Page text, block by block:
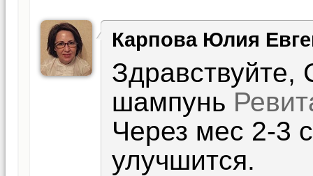
Карпова Юлия
шампунь
Через мес 2-3
улучшится.